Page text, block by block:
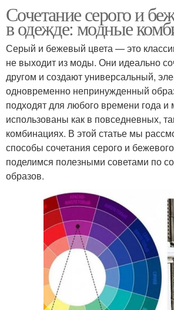
Сочетание серого и
в одежде: модные
Серый и бежевый цвета — это
не выходит из моды. Они идеально
другом и создают универсальный,
одновременно непринужденный
подходят для любого времени года и
использованы как в повседневных,
комбинациях. В этой статье мы
способы сочетания серого и
поделимся полезными советами по
образов.